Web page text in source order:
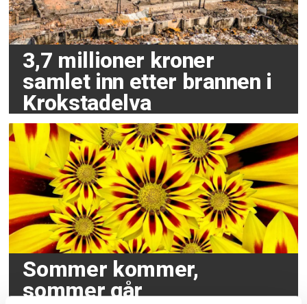
3,7 millioner kroner
samlet inn etter brannen i
Krokstadelva
Sommer kommer,
sommer går